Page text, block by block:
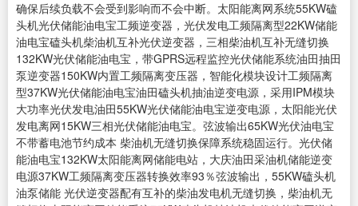
确保后续负载不会受到影响而不会中断。太阳能离网系统55KW磕
头机光伏储能油电宝工频逆变器，光伏发电工频隔离型22KW储能
油电宝磕头机柴油机互补光伏逆变器，三相柴油机互补无缝切换
132KW光伏储能油电宝，带GPRS远程监控光伏储能系统油田抽田
泵逆变器150KW内置工频隔离变压器，智能化模块设计工频隔离
型37KW光伏储能油电宝油田磕头机抽油逆变电源，采用IPM模块
大功率光伏发电油田55KW光伏储能油电宝逆变电源，太阳能光伏
发电离网15KW三相光伏储能油电宝。弦波输出65KW光伏油电宝
不带蓄电池节约成本 柴油机无缝切换保障系统稳固运行。光伏储
能油电宝132KW太阳能离网储能电站，大庆油田采油机储能逆变
电源37KW工频隔离变压器转换效率93％弦波输出，55KW磕头机
油泵储能 光伏逆变器配有互补的柴油发电机无缝切换，柴油机无